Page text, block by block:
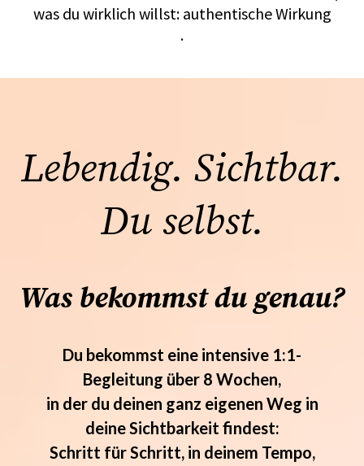
was du wirklich willst: authentische Wirkung
.
Lebendig. Sichtbar.
Du selbst.
Was bekommst du genau?
Du bekommst eine intensive 1:1-
Begleitung über 8 Wochen,
in der du deinen ganz eigenen Weg in
deine Sichtbarkeit findest:
Schritt für Schritt, in deinem Tempo,